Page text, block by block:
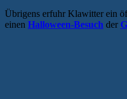
Übrigens erfuhr Klawitter ein
einen Halloween-Besuch der